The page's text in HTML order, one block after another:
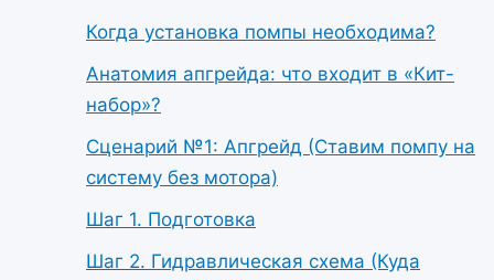
Когда установка помпы необходима?
Анатомия апгрейда: что входит в «Кит-
набор»?
Сценарий №1: Апгрейд (Ставим помпу на
систему без мотора)
Шаг 1. Подготовка
Шаг 2. Гидравлическая схема (Куда